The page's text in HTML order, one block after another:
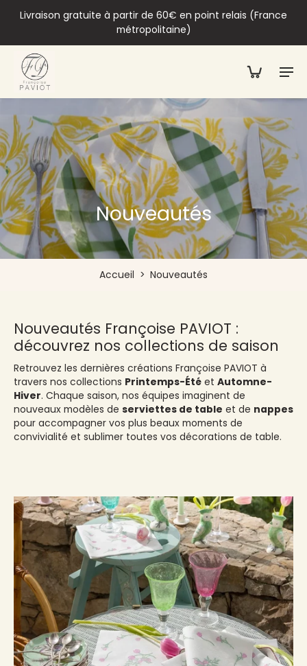
Livraison gratuite à partir de 60€ en point relais (France
métropolitaine)
Nouveautés
Accueil > Nouveautés
Nouveautés Françoise PAVIOT :
découvrez nos collections de saison
Retrouvez les dernières créations Françoise PAVIOT à
travers nos collections Printemps-Été et Automne-
Hiver. Chaque saison, nos équipes imaginent de
nouveaux modèles de serviettes de table et de nappes
pour accompagner vos plus beaux moments de
convivialité et sublimer toutes vos décorations de table.